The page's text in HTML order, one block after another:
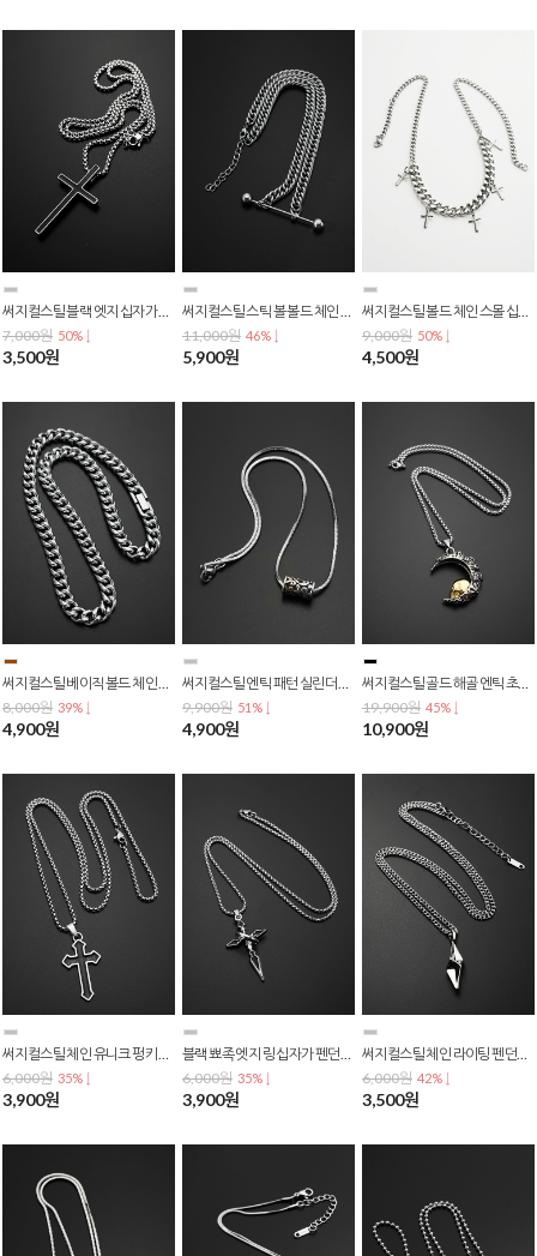
써지컬스틸 블랙 엣지 십자가 펜던트 패션 롱 목걸이 N-0361
7,000원 50% ↓
3,500원
써지컬스틸 스틱 볼 볼드 체인 레이어드 쇄골 짧은 초커 목걸이 N-0357
11,000원 46% ↓
5,900원
써지컬스틸 볼드 체인 스몰 십자가 펜던트 목걸이 N-0331
9,000원 50% ↓
4,500원
8,000원 39% ↓
4,900원
9,900원 51% ↓
4,900원
써지컬스틸 골드 해골 엔틱 초승달 펜던트 체인 목걸이 N-0272
19,900원 45% ↓
10,900원
써지컬스틸 체인 유니크 펑키 블랙 엣지 십자가 펜던트 목걸이 N-0267
6,000원 35% ↓
3,900원
블랙 뾰족 엣지 링 십자가 펜던트 써지컬스틸 체인 목걸이 N-0263
6,000원 35% ↓
3,900원
써지컬스틸 체인 라이팅 펜던트 포인트 목걸이 N-0256
6,000원 42% ↓
3,500원